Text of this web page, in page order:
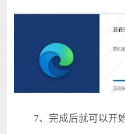
7、完成后就可以开始